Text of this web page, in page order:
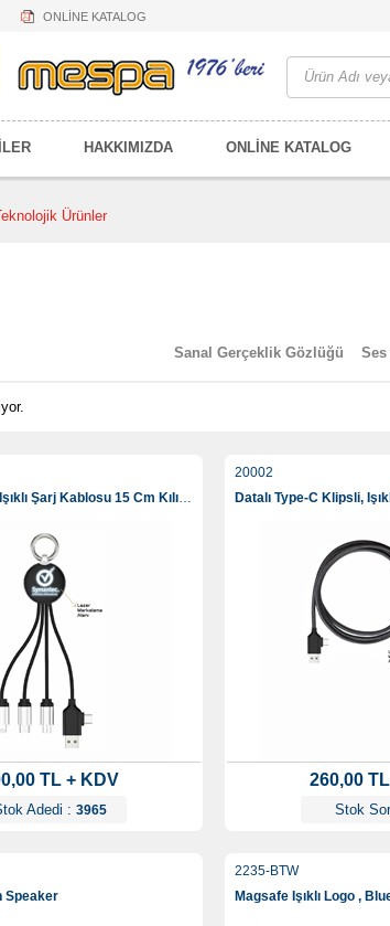
ONLİNE KATALOG
HAKKIMIZDA ONLİNE KATALOG
Ürünler
Sanal Gerçeklik Gözlüğü Ses
Type-C Klipsli, Işıklı Şarj Kablosu 15 Cm Kılıfsız
TL + KDV
Adedi : 3965
20002
260,00
Stok
Speaker
2235-BTW
Magsafe Işıklı Logo ,